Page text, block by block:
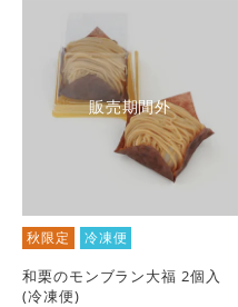
販売期間外
秋限定 冷凍便
和栗のモンブラン大福 2個入
(冷凍便)